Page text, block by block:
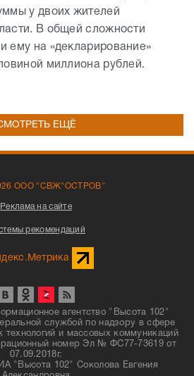
у двоих жителей
В общей сложности
ему на «декларирование»
миллиона рублей.
ЕЩЁ
ООО "СВЖ"ОСТРОВ"
Реклама на сайте
рекомендаций
агентство "Высота 102"
службой по надзору в сфере
и массовых коммуникаций
номер Эл № ФС77-73619 от
07.09.2018г.
"Высота 102" Соколова Евгения